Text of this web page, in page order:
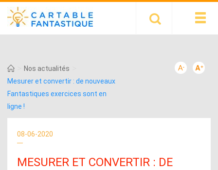
Nos actualités
Mesurer et convertir : de nouveaux
Fantastiques exercices sont en
ligne !
08-06-2020
MESURER ET CONVERTIR : DE